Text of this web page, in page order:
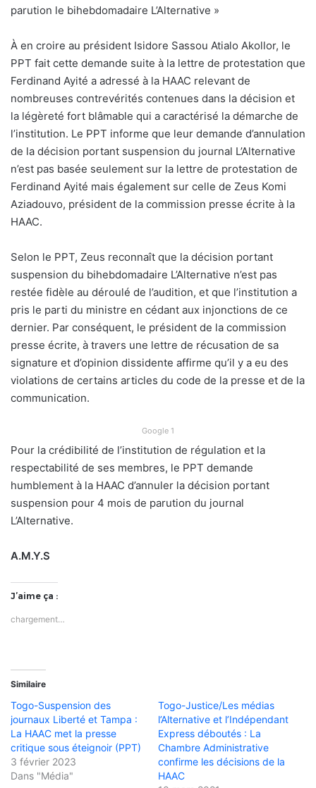
parution le bihebdomadaire L’Alternative »
À en croire au président Isidore Sassou Atialo Akollor, le
PPT fait cette demande suite à la lettre de protestation que
Ferdinand Ayité a adressé à la HAAC relevant de
nombreuses contrevérités contenues dans la décision et
la légèreté fort blâmable qui a caractérisé la démarche de
l’institution. Le PPT informe que leur demande d’annulation
de la décision portant suspension du journal L’Alternative
n’est pas basée seulement sur la lettre de protestation de
Ferdinand Ayité mais également sur celle de Zeus Komi
Aziadouvo, président de la commission presse écrite à la
HAAC.
Selon le PPT, Zeus reconnaît que la décision portant
suspension du bihebdomadaire L’Alternative n’est pas
restée fidèle au déroulé de l’audition, et que l’institution a
pris le parti du ministre en cédant aux injonctions de ce
dernier. Par conséquent, le président de la commission
presse écrite, à travers une lettre de récusation de sa
signature et d’opinion dissidente affirme qu’il y a eu des
violations de certains articles du code de la presse et de la
communication.
Google 1
Pour la crédibilité de l’institution de régulation et la
respectabilité de ses membres, le PPT demande
humblement à la HAAC d’annuler la décision portant
suspension pour 4 mois de parution du journal
L’Alternative.
A.M.Y.S
J’aime ça :
chargement…
Similaire
Togo-Suspension des
journaux Liberté et Tampa :
La HAAC met la presse
critique sous éteignoir (PPT)
3 février 2023
Dans "Média"
Togo-Justice/Les médias
l’Alternative et l’Indépendant
Express déboutés : La
Chambre Administrative
confirme les décisions de la
HAAC